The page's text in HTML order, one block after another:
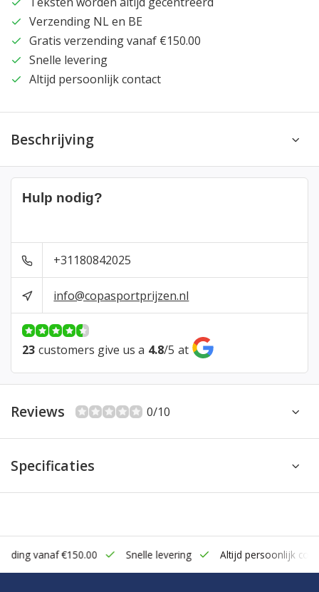
Verzending NL en BE
Gratis verzending vanaf €150.00
Snelle levering
Altijd persoonlijk contact
Beschrijving
Hulp nodig?
+31180842025
info@copasportprijzen.nl
23 customers give us a 4.8/5 at
Reviews 0/10
Specificaties
vanaf €150.00 Snelle levering Altijd persoonlijk